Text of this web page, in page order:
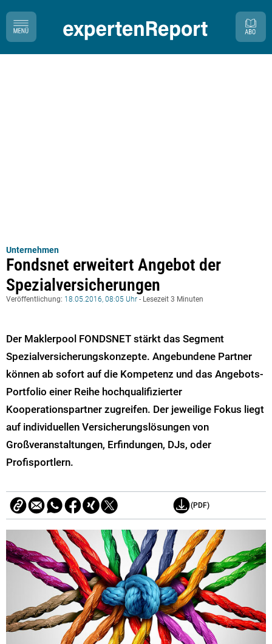
Unternehmen
Fondsnet erweitert Angebot der
Spezialversicherungen
Veröffentlichung: 18.05.2016, 08:05 Uhr - Lesezeit 3 Minuten
Der Maklerpool FONDSNET stärkt das Segment
Spezialversicherungskonzepte. Angebundene Partner
können ab sofort auf die Kompetenz und das Angebots-
Portfolio einer Reihe hochqualifizierter
Kooperationspartner zugreifen. Der jeweilige Fokus liegt
auf individuellen Versicherungslösungen von
Großveranstaltungen, Erfindungen, DJs, oder
Profisportlern.
(PDF)